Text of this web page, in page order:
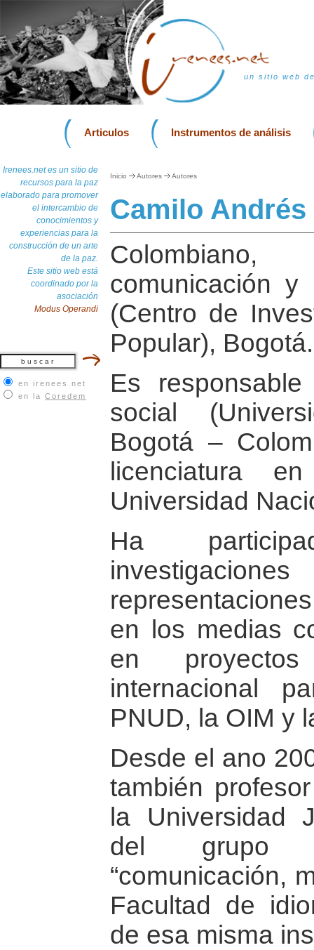
un sitio web
Articulos Instrumentos de análisis
Irenees.net es un sitio de
recursos para la paz
elaborado para promover
el intercambio de
conocimientos y
experiencias para la
construcción de un arte
de la paz.
Este sitio web está
coordinado por la
asociación
Modus Operandi
en irenees.net
en la Coredem
Inicio Autores Autores
Camilo Andrés
comunicación
(Centro de
Popular), Bogotá.
Es
social
Bogotá –
licenciatura
Universidad
Ha
en los medias
en
internacional
PNUD, la OIM y
Desde el ano
también
la Universidad
del grupo
“comunicación,
Facultad de
de esa misma